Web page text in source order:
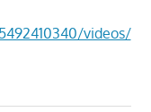
videos/